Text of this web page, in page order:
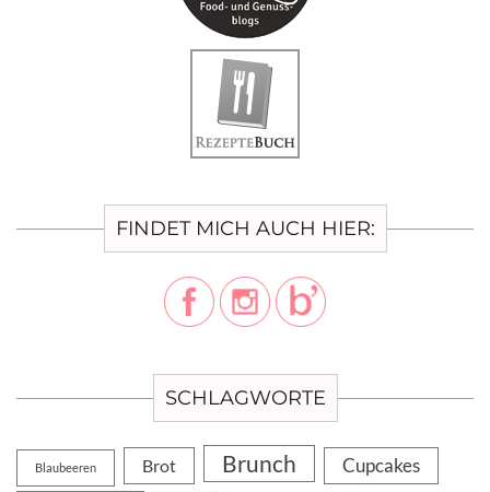
FINDET MICH AUCH HIER:
SCHLAGWORTE
Blaubeeren Brot Brunch Cupcakes